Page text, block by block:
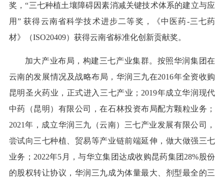
奖，“三七种植土壤障碍因素消减关键技术体系的建立与应
用” 获得云南省科学技术进步二等奖，《中医药-三七药
材》（ISO20409）获得云南省标准化创新贡献奖。
加大产业布局，构建三七产业集群。按照华润集团在
云南的发展情况及战略布局，华润三九在2016年全资收购
昆明圣火药业，正式进入三七产业；2019年成立华润现代
中药（昆明）有限公司，在石林投资布局配方颗粒业务；
2021年，成立华润三九（云南）三七产业发展有限公司，
尝试向三七种植、贸易等产业链前端延伸，做大做强三七
业务；2022年5月，与华立集团达成收购昆药集团28%股份
的股权转让协议，华润三九成为体量最大、剂型最全的三